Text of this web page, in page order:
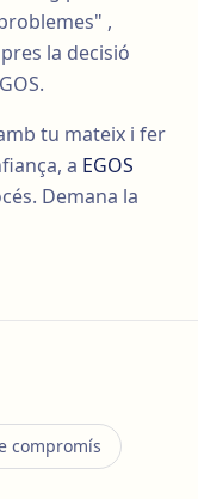
,
la decisió
tu mateix i fer
a EGOS
Demana la
compromís